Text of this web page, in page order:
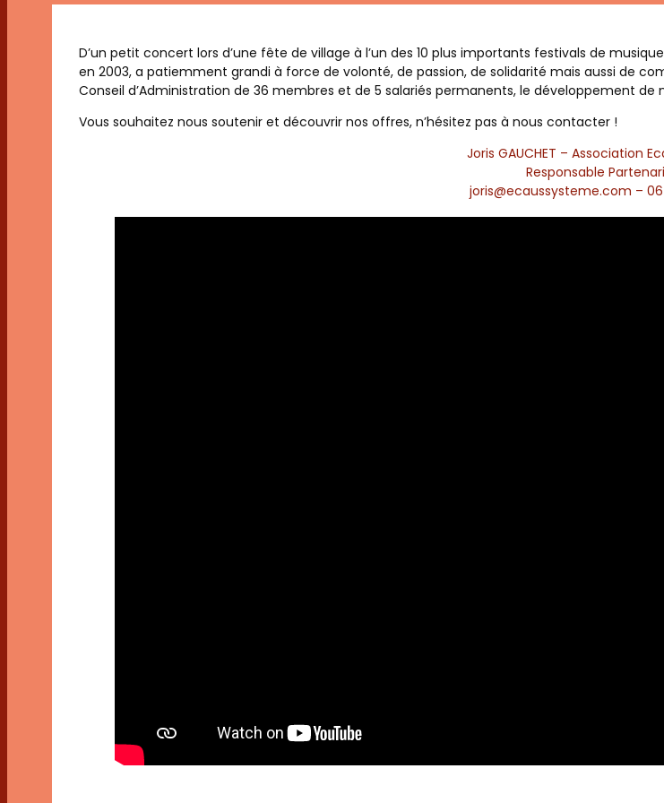
D’un petit concert lors d’une fête de village à l’un des 10 plus importants festivals de
en 2003, a patiemment grandi à force de volonté, de passion, de solidarité mais aussi de
Conseil d’Administration de 36 membres et de 5 salariés permanents, le développement
Vous souhaitez nous soutenir et découvrir nos offres, n’hésitez pas à nous contacter !
Joris GAUCHET – Association
Responsable
joris@ecaussysteme.com – 06